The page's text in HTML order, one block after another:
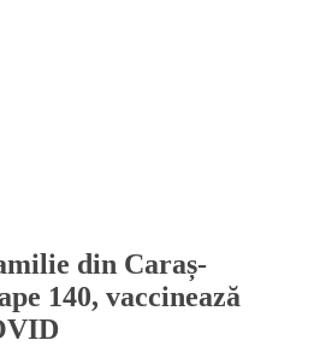
din Caraș-
140, vaccinează